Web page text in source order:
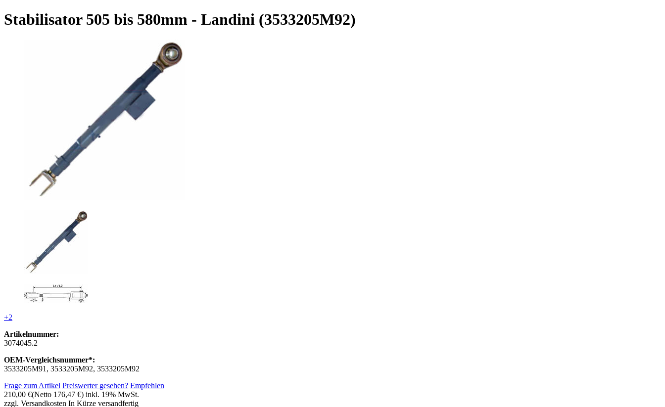
Stabilisator 505 bis 580mm - Landini (3533205M92)
+2
Artikelnummer:
3074045.2
OEM-Vergleichsnummer*:
3533205M91, 3533205M92, 3533205M92
Frage zum Artikel Preiswerter gesehen? Empfehlen
210,00 €(Netto 176,47 €) inkl. 19% MwSt.
zzgl. Versandkosten In Kürze versandfertig